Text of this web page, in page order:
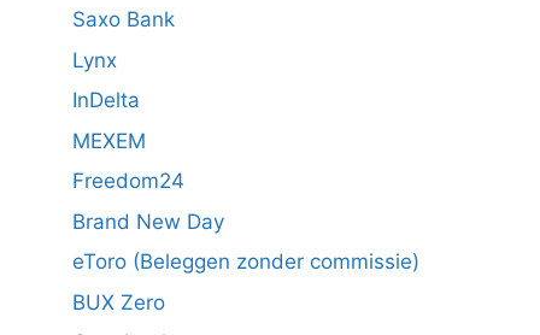
Saxo Bank
Lynx
InDelta
MEXEM
Freedom24
Brand New Day
eToro (Beleggen zonder commissie)
BUX Zero